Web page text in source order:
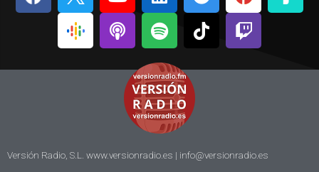
Versión Radio, S.L. www.versionradio.es | info@versionradio.es